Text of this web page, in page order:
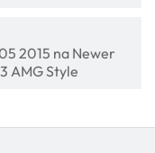
2015 na Newer
AMG Style